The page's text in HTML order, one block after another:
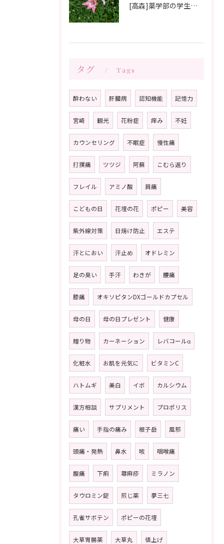
[高森]薬学部の学生さんが薬局製剤の実習にきてくれました✨桂枝茯苓丸つくり楽しかった!と帰って行きました☺️
タグ Tags
酔わない 肝臓病 認知機能 記憶力
宮崎 観光 花粉症 痒み 不妊
カウンセリング 不眠症 慢性痛
打撲痛 ツツジ 阿蘇 こむら返り
フレイル アミノ酸 肩痛
こどもの日 花壇の花 ポピー 美容
紫外線対策 日焼け防止 エステ
汗とにおい 汗止め オドレミン
足の臭い 手汗 わきが 腰痛
膝痛 オキソピタンDXゴールドカプセル
母の日 母の日プレゼント 健康
贈り物 カーネーション レバコールα
化粧水 お肌を元気に ビタミンC
ハトムギ 美白 イボ カルシウム
漢方相談 サプリメント プロポリス
痛い 手指の痛み 根子岳 風邪
頭痛・発熱 鼻水 咳 咽喉痛
腹痛 下痢 蕁麻疹 ミラノン
タウロミン錠 煎じ薬 夢三七
孔雀サボテン ポピーの花壇
大草胃腸薬 大草丸 値上げ